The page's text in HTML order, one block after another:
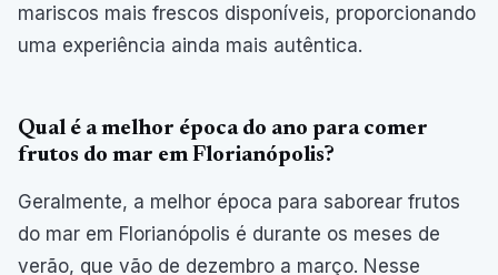
mariscos mais frescos disponíveis, proporcionando
uma experiência ainda mais autêntica.
Qual é a melhor época do ano para comer
frutos do mar em Florianópolis?
Geralmente, a melhor época para saborear frutos
do mar em Florianópolis é durante os meses de
verão, que vão de dezembro a março. Nesse